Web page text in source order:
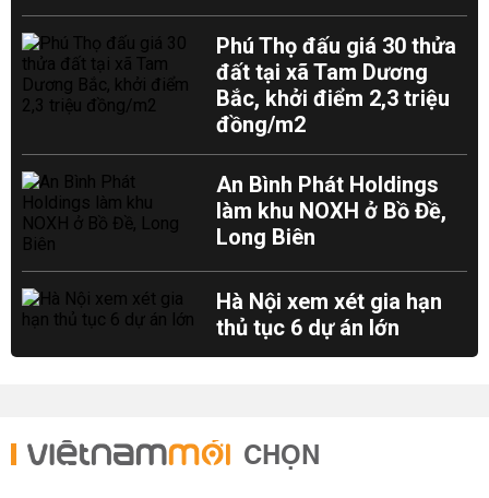
Phú Thọ đấu giá 30 thửa
đất tại xã Tam Dương
Bắc, khởi điểm 2,3 triệu
đồng/m2
An Bình Phát Holdings
làm khu NOXH ở Bồ Đề,
Long Biên
Hà Nội xem xét gia hạn
thủ tục 6 dự án lớn
CHỌN